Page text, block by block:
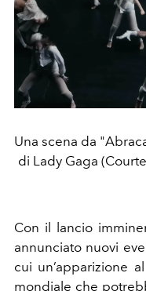
Una scena da
di Lady Gaga
Con il lancio
annunciato nuovi
cui un’apparizione
mondiale che